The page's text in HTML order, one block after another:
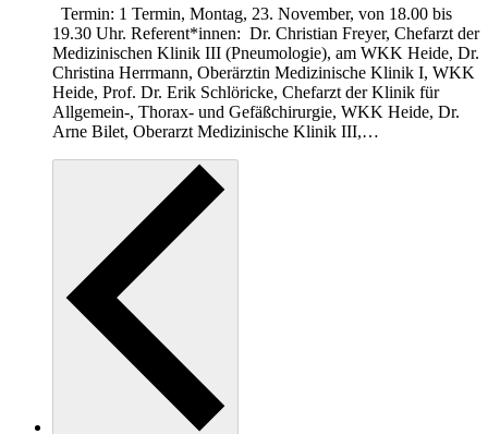
Termin: 1 Termin, Montag, 23. November, von 18.00 bis
19.30 Uhr. Referent*innen: Dr. Christian Freyer, Chefarzt der
Medizinischen Klinik III (Pneumologie), am WKK Heide, Dr.
Christina Herrmann, Oberärztin Medizinische Klinik I, WKK
Heide, Prof. Dr. Erik Schlöricke, Chefarzt der Klinik für
Allgemein-, Thorax- und Gefäßchirurgie, WKK Heide, Dr.
Arne Bilet, Oberarzt Medizinische Klinik III,…